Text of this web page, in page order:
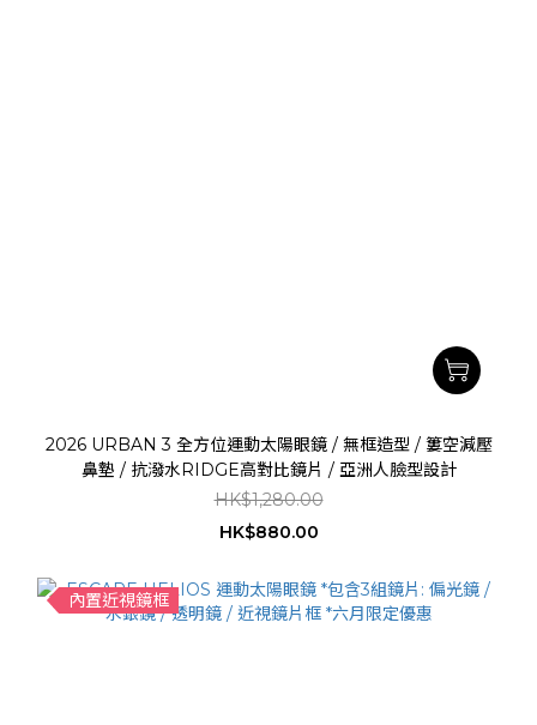
2026 URBAN 3 全方位運動太陽眼鏡 / 無框造型 / 簍空減壓
鼻墊 / 抗潑水RIDGE高對比鏡片 / 亞洲人臉型設計
HK$1,280.00
HK$880.00
內置近視鏡框